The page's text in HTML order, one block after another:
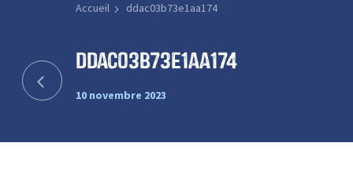
Accueil ddac03b73e1aa174
ddac03b73e1aa174
10 novembre 2023